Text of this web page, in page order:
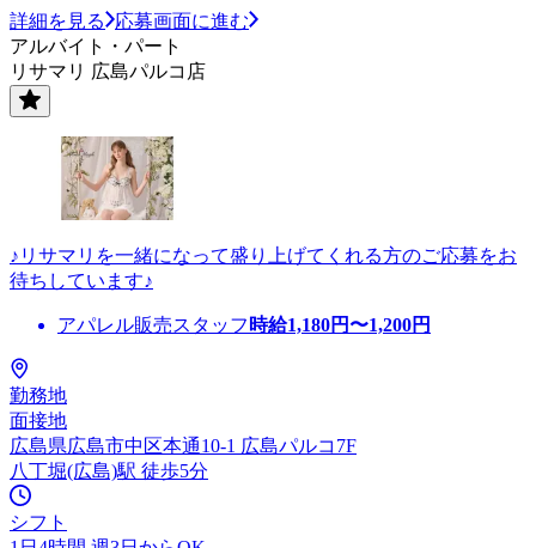
詳細を見る
応募画面に進む
アルバイト・パート
リサマリ 広島パルコ店
♪リサマリを一緒になって盛り上げてくれる方のご応募をお
待ちしています♪
アパレル販売スタッフ 時給1,180円〜1,200円
勤務地
面接地
広島県広島市中区本通10-1 広島パルコ7F
八丁堀(広島)駅 徒歩5分
シフト